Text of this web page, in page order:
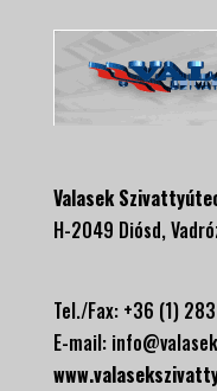
Valasek
H-2049 Diósd,
Tel./Fax: +36 (1)
E-mail: